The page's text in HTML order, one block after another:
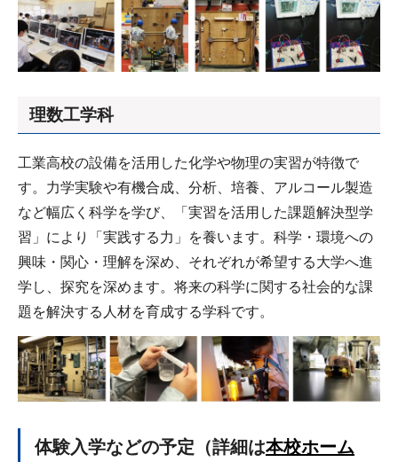
理数工学科
工業高校の設備を活用した化学や物理の実習が特徴で
す。力学実験や有機合成、分析、培養、アルコール製造
など幅広く科学を学び、「実習を活用した課題解決型学
習」により「実践する力」を養います。科学・環境への
興味・関心・理解を深め、それぞれが希望する大学へ進
学し、探究を深めます。将来の科学に関する社会的な課
題を解決する人材を育成する学科です。
体験入学などの予定（詳細は本校ホーム